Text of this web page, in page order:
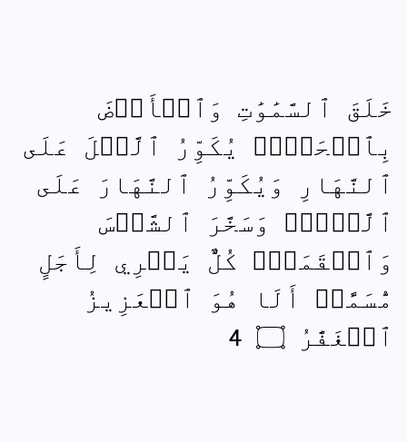
خَلَقَ ٱلسَّمَٰوَٰتِ وَٱلۡأَرۡضَ
بِٱلۡحَقِّۖ يُكَوِّرُ ٱلَّيۡلَ عَلَى
ٱلنَّهَارِ وَيُكَوِّرُ ٱلنَّهَارَ عَلَى
ٱلَّيۡلِۖ وَسَخَّرَ ٱلشَّمۡسَ
وَٱلۡقَمَرَۖ كُلٌّ يَجۡرِي لِأَجَلٍ
مُّسَمًّىۗ أَلَا هُوَ ٱلۡعَزِيزُ
ٱلۡغَفَّٰرُ ۝ 4